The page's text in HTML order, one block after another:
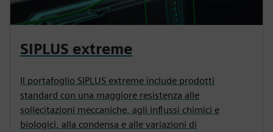
SIPLUS extreme
Il portafoglio SIPLUS extreme include prodotti
standard con una maggiore resistenza alle
sollecitazioni meccaniche, agli influssi chimici e
biologici, alla condensa e alle variazioni di